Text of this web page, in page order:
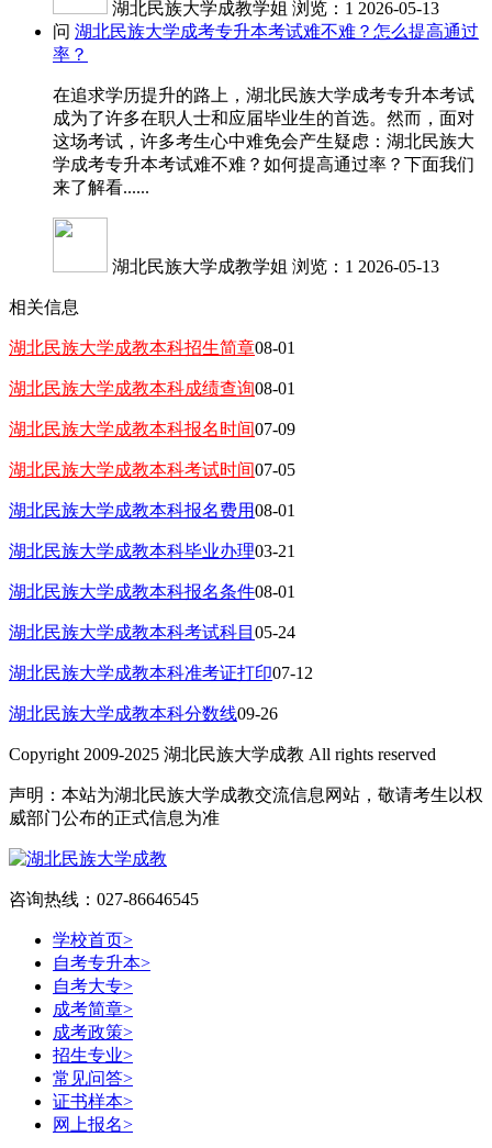
湖北民族大学成教学姐 浏览：1 2026-05-13
问 湖北民族大学成考专升本考试难不难？怎么提高通过
率？
在追求学历提升的路上，湖北民族大学成考专升本考试
成为了许多在职人士和应届毕业生的首选。然而，面对
这场考试，许多考生心中难免会产生疑虑：湖北民族大
学成考专升本考试难不难？如何提高通过率？下面我们
来了解看......
湖北民族大学成教学姐 浏览：1 2026-05-13
相关信息
湖北民族大学成教本科招生简章08-01
湖北民族大学成教本科成绩查询08-01
湖北民族大学成教本科报名时间07-09
湖北民族大学成教本科考试时间07-05
湖北民族大学成教本科报名费用08-01
湖北民族大学成教本科毕业办理03-21
湖北民族大学成教本科报名条件08-01
湖北民族大学成教本科考试科目 05-24
湖北民族大学成教本科准考证打印07-12
湖北民族大学成教本科分数线09-26
Copyright 2009-2025 湖北民族大学成教 All rights reserved
声明：本站为湖北民族大学成教交流信息网站，敬请考生以权
威部门公布的正式信息为准
咨询热线：027-86646545
学校首页>
自考专升本>
自考大专>
成考简章>
成考政策>
招生专业>
常见问答>
证书样本>
网上报名>